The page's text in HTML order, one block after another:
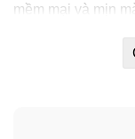
mềm mại và mịn
Thải độc và bảo